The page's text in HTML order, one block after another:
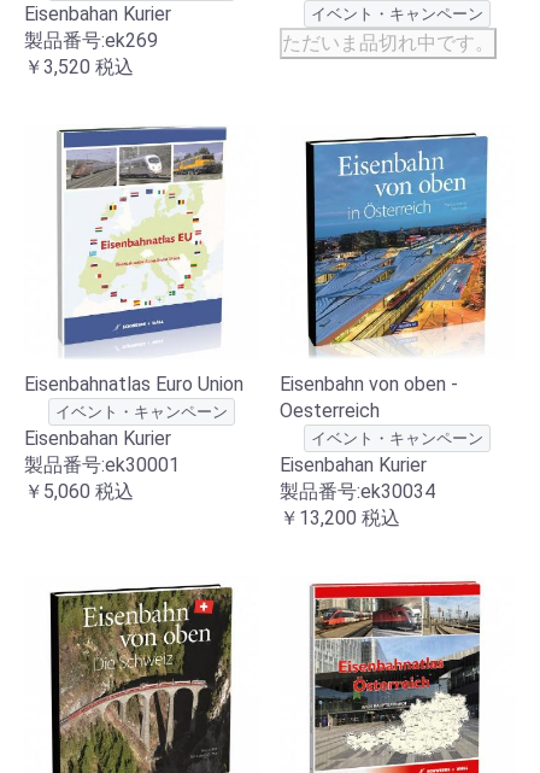
Eisenbahan Kurier
製品番号:ek269
￥3,520 税込
イベント・キャンペーン
ただいま品切れ中です。
Eisenbahnatlas Euro Union
イベント・キャンペーン
Eisenbahan Kurier
製品番号:ek30001
￥5,060 税込
Eisenbahn von oben -
Oesterreich
イベント・キャンペーン
Eisenbahan Kurier
製品番号:ek30034
￥13,200 税込